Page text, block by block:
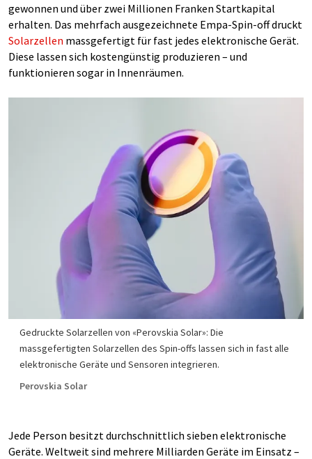
gewonnen und über zwei Millionen Franken Startkapital
erhalten. Das mehrfach ausgezeichnete Empa-Spin-off druckt
Solarzellen massgefertigt für fast jedes elektronische Gerät.
Diese lassen sich kostengünstig produzieren – und
funktionieren sogar in Innenräumen.
Gedruckte Solarzellen von «Perovskia Solar»: Die
massgefertigten Solarzellen des Spin-offs lassen sich in fast alle
elektronische Geräte und Sensoren integrieren.
Perovskia Solar
Jede Person besitzt durchschnittlich sieben elektronische
Geräte. Weltweit sind mehrere Milliarden Geräte im Einsatz –